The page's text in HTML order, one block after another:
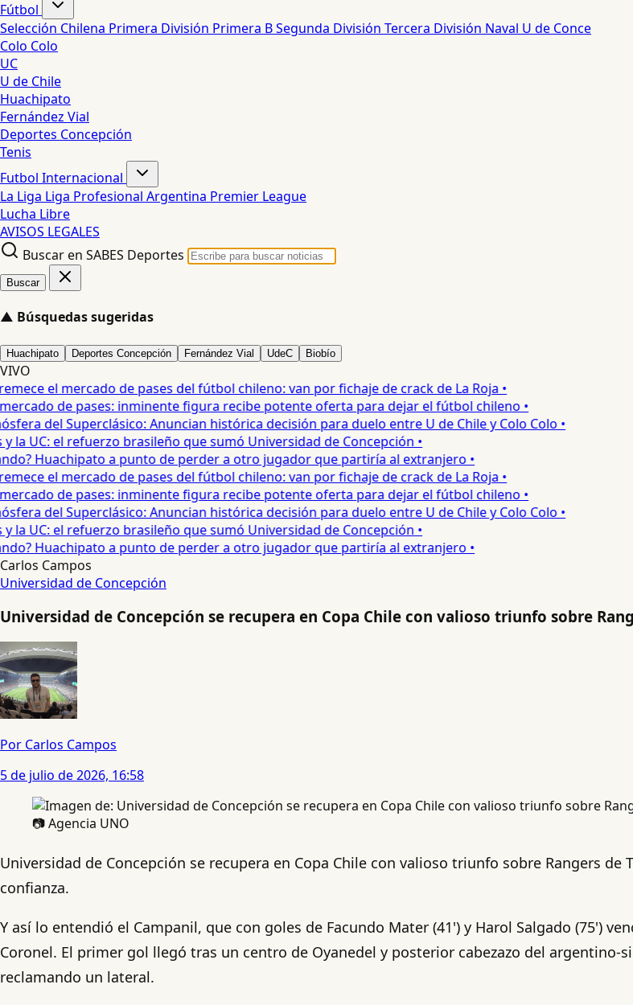
Fútbol
Selección Chilena Primera División Primera BSegunda División Tercera División Naval U de Conce
Colo Colo
UC
U de Chile
Huachipato
Fernández Vial
Deportes Concepción
Tenis
Futbol Internacional
La Liga Liga Profesional Argentina Premier League
Lucha Libre
AVISOS LEGALES
Buscar en SABES Deportes
Buscar
▲ Búsquedas sugeridas
Huachipato Deportes Concepción Fernández Vial UdeC Biobío
VIVO
el mercado de pases del fútbol chileno: van por fichaje de crack de La Roja •
de pases: inminente figura recibe potente oferta para dejar el fútbol chileno •
del Superclásico: Anuncian histórica decisión para duelo entre U de Chile y Colo Colo •
UC: el refuerzo brasileño que sumó Universidad de Concepción •
Huachipato a punto de perder a otro jugador que partiría al extranjero •
el mercado de pases del fútbol chileno: van por fichaje de crack de La Roja •
de pases: inminente figura recibe potente oferta para dejar el fútbol chileno •
del Superclásico: Anuncian histórica decisión para duelo entre U de Chile y Colo Colo •
UC: el refuerzo brasileño que sumó Universidad de Concepción •
Huachipato a punto de perder a otro jugador que partiría al extranjero •
Carlos Campos
Universidad de Concepción
Universidad de Concepción se recupera en Copa Chile con valioso triunfo sobre
Por Carlos Campos
5 de julio de 2026, 16:58
📷 Agencia UNO
Universidad de Concepción se recupera en Copa Chile con valioso triunfo sobre Rangers
confianza.
Y así lo entendió el Campanil, que con goles de Facundo Mater (41') y Harol Salgado (75')
Coronel. El primer gol llegó tras un centro de Oyanedel y posterior cabezazo del
reclamando un lateral.